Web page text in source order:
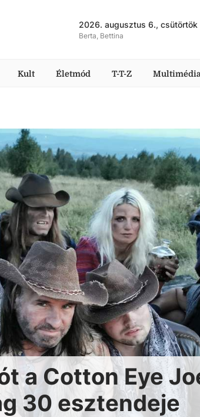
2026. augusztus 6., csütörtök
Berta, Bettina
Kult Életmód T-T-Z Multimédia
a Cotton Eye
30 esztendeje